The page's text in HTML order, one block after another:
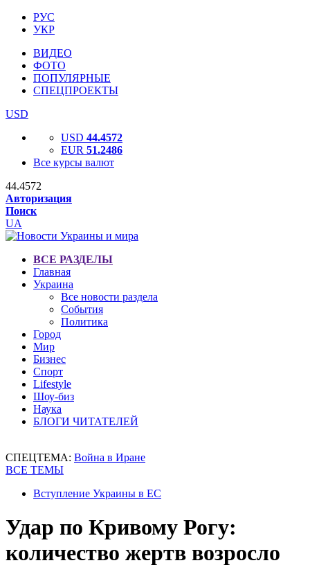
РУС
УКР
ВИДЕО
ФОТО
ПОПУЛЯРНЫЕ
СПЕЦПРОЕКТЫ
USD
USD 44.4572
EUR 51.2486
Все курсы валют
44.4572
Авторизация
Поиск
UA
ВСЕ РАЗДЕЛЫ
Главная
Украина
Все новости раздела
События
Политика
Город
Мир
Бизнес
Спорт
Lifestyle
Шоу-биз
Наука
БЛОГИ ЧИТАТЕЛЕЙ
СПЕЦТЕМА: Война в Иране
ВСЕ ТЕМЫ
Вступление Украины в ЕС
Удар по Кривому Рогу:
количество жертв возросло